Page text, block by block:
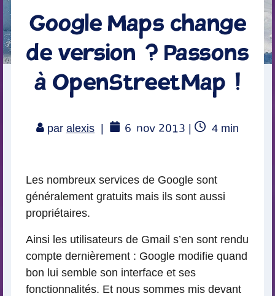
Google Maps change
de version ? Passons
à OpenStreetMap !
paralexis 6 nov 2013
Temps
4min
Les nombreux services de Google sont
généralement gratuits mais ils sont aussi
propriétaires.
Ainsi les utilisateurs de Gmail s’en sont rendu
compte dernièrement : Google modifie quand
bon lui semble son interface et ses
fonctionnalités. Et nous sommes mis devant